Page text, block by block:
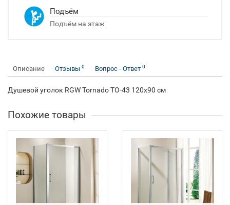
Подъём
Подъём на этаж
Описание Отзывы 0 Вопрос - Ответ 0
Душевой уголок RGW Tornado TO-43 120x90 см
Похожие товары